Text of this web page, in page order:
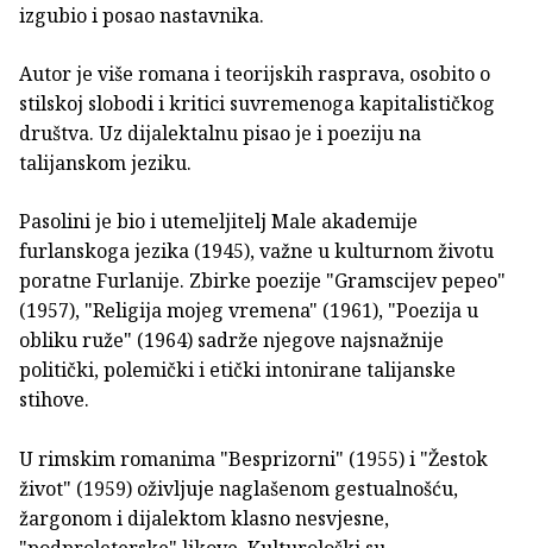
izgubio i posao nastavnika.
Autor je više romana i teorijskih rasprava, osobito o
stilskoj slobodi i kritici suvremenoga kapitalističkog
društva. Uz dijalektalnu pisao je i poeziju na
talijanskom jeziku.
Pasolini je bio i utemeljitelj Male akademije
furlanskoga jezika (1945), važne u kulturnom životu
poratne Furlanije. Zbirke poezije "Gramscijev pepeo"
(1957), "Religija mojeg vremena" (1961), "Poezija u
obliku ruže" (1964) sadrže njegove najsnažnije
politički, polemički i etički intonirane talijanske
stihove.
U rimskim romanima "Besprizorni" (1955) i "Žestok
život" (1959) oživljuje naglašenom gestualnošću,
žargonom i dijalektom klasno nesvjesne,